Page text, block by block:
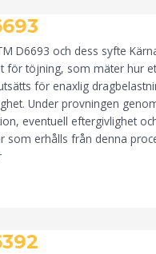
D6693 och dess syfte
för töjning, som mäter hur
för enaxlig
Under provningen
eventuell eftergivlighet
som erhålls från denna